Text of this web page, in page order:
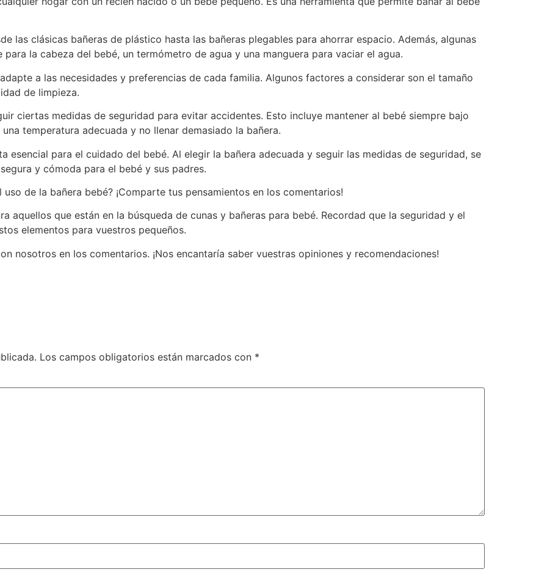
las clásicas bañeras de plástico hasta las bañeras plegables para ahorrar espacio. Además, algunas
la cabeza del bebé, un termómetro de agua y una manguera para vaciar el agua.
a las necesidades y preferencias de cada familia. Algunos factores a considerar son el tamaño
de limpieza.
ciertas medidas de seguridad para evitar accidentes. Esto incluye mantener al bebé siempre bajo
temperatura adecuada y no llenar demasiado la bañera.
esencial para el cuidado del bebé. Al elegir la bañera adecuada y seguir las medidas de seguridad, se
y cómoda para el bebé y sus padres.
de la bañera bebé? ¡Comparte tus pensamientos en los comentarios!
aquellos que están en la búsqueda de cunas y bañeras para bebé. Recordad que la seguridad y el
elementos para vuestros pequeños.
nosotros en los comentarios. ¡Nos encantaría saber vuestras opiniones y recomendaciones!
Los campos obligatorios están marcados con *